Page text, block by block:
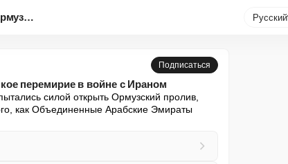
Попытка США открыть Ормузский ... Русский
Подписаться
перемирие в войне с Ираном
силой открыть Ормузский пролив,
как Объединенные Арабские Эмираты